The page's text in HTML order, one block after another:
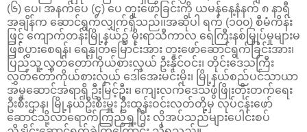
(၆) ပေ၊ အနက်ပေ (၄) ပေ တူးဖော်ခြင်းကို ယမန်နေ့နံနက် ၈ နာရီ
အချိန်က ဆောင်ရွက်လျှက်ရှိသည်၊၊အဆိုပါ ရက် (၁၀၀) စီမံကိန်း
ဖြင့် ကျောက်တန်းမြို့နယ်၌ မိုးရာသီကာလ ရေကြီးနစ်မြှုပ်မှုများမ
ဖြစ်ပွားစေရန်၊ ရေနှုတ်မြောင်းအား တူးဖော်ဆောင်ရွက်ခြင်းအား၊
ပြည်သူ့လွှတ်တော်ကိုယ်စားလှယ် ဦးနိုင်ဝင်း၊ တိုင်းဒေသကြီး
လွှတ်တော်ကိုယ်စားလှယ် ဒေါ်အေးမင်းမိုး၊ မြို့နယ်စည်ပင်သာယာ
အမှုဆောင်အရာရှိ ဦးမြင့်ဦး၊ ကျေးလက်ဒေသဖွံဖြိုးတိုးတက်ရေး
ဦးစီးဌာန၊ မြို့နယ်ဦးစီးမှူး ဦးထွန်းဝင်းလတ်တို့မှ လုပ်ငန်းဖော်
ဆောင်သို့လာရောက်ကြည့်ရှု့ပြီး လိုအပ်သည်များပေါင်းစပ်